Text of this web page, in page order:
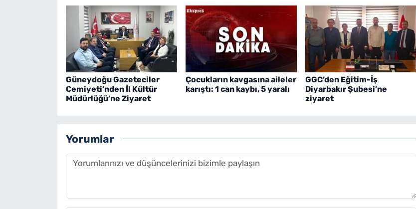
Güneydoğu Gazeteciler
Cemiyeti’nden İl Kültür
Müdürlüğü’ne Ziyaret
Çocukların kavgasına aileler
karıştı: 1 can kaybı, 5 yaralı
GGC’den Eğitim-İş
Diyarbakır Şubesi’ne
ziyaret
Yorumlar